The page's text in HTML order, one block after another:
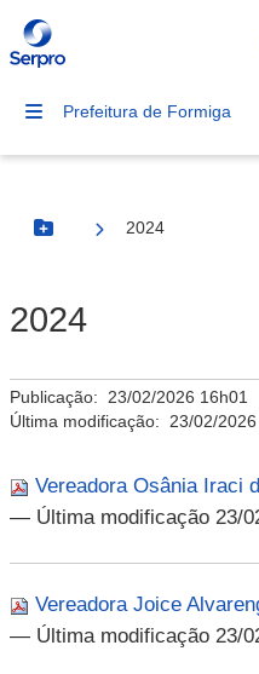
Prefeitura de Formiga
Botão Menu
2024
2024
Publicação: 23/02/2026 16h01
Última modificação: 23/02/
Vereadora Osânia Iraci
— Última modificação 23/
Vereadora Joice
— Última modificação 23/